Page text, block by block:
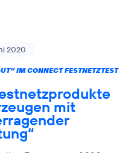
2020
IM CONNECT FESTNETZTEST
mit